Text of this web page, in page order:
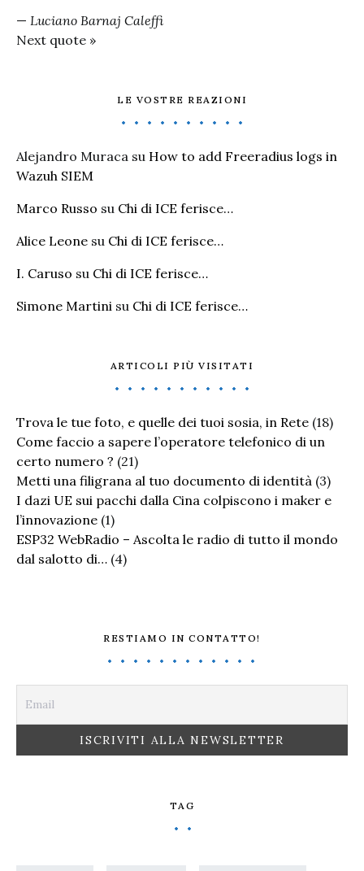
— Luciano Barnaj Caleffi
Next quote »
LE VOSTRE REAZIONI
Alejandro Muraca su How to add Freeradius logs in
Wazuh SIEM
Marco Russo su Chi di ICE ferisce…
Alice Leone su Chi di ICE ferisce…
I. Caruso su Chi di ICE ferisce…
Simone Martini su Chi di ICE ferisce…
ARTICOLI PIÙ VISITATI
Trova le tue foto, e quelle dei tuoi sosia, in Rete (18)
Come faccio a sapere l’operatore telefonico di un
certo numero ? (21)
Metti una filigrana al tuo documento di identità (3)
I dazi UE sui pacchi dalla Cina colpiscono i maker e
l’innovazione (1)
ESP32 WebRadio – Ascolta le radio di tutto il mondo
dal salotto di… (4)
RESTIAMO IN CONTATTO!
TAG